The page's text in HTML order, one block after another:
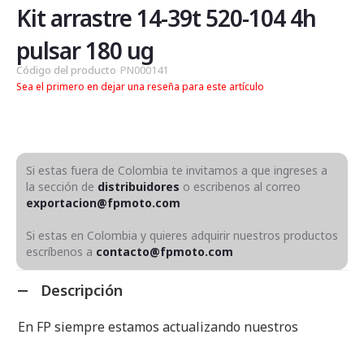
de
la
galería
de
imágenes
Kit arrastre 14-39t 520-104 4h
pulsar 180 ug
Código del producto PN000141
Sea el primero en dejar una reseña para este artículo
Si estas fuera de Colombia te invitamos a que ingreses a
la sección de distribuidores o escribenos al correo
exportacion@fpmoto.com
Si estas en Colombia y quieres adquirir nuestros productos
escríbenos a contacto@fpmoto.com
Descripción
En FP siempre estamos actualizando nuestros